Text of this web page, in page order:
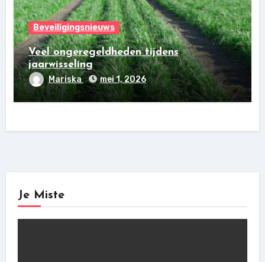
Beveiligingsnieuws
Veel ongeregeldheden tijdens
jaarwisseling
Mariska mei 1, 2026
Je Miste